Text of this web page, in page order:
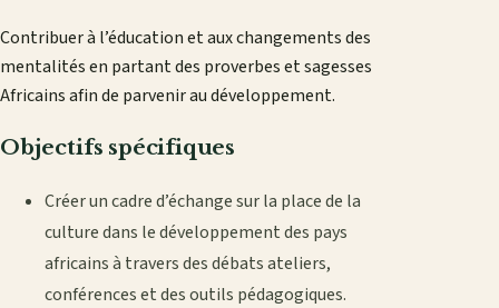
Contribuer à l’éducation et aux changements des
mentalités en partant des proverbes et sagesses
Africains afin de parvenir au développement.
Objectifs spécifiques
Créer un cadre d’échange sur la place de la
culture dans le développement des pays
africains à travers des débats ateliers,
conférences et des outils pédagogiques.